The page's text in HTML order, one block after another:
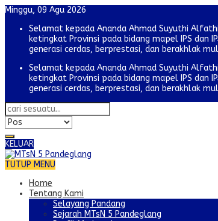
Minggu, 09 Agu 2026
Selamat kepada Ananda Ahmad Suyuthi
ketingkat Provinsi pada bidang mapel IPS dan
generasi cerdas, berprestasi, dan berakhlak
Selamat kepada Ananda Ahmad Suyuthi
ketingkat Provinsi pada bidang mapel IPS dan
generasi cerdas, berprestasi, dan berakhlak
KELUAR
TUTUP MENU
Home
Tentang Kami
Selayang Pandang
Sejarah MTsN 5 Pandeglang